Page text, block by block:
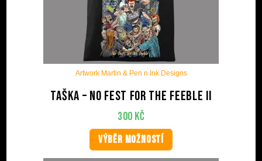
Artwork Martin & Pen n Ink Designs
Taška – No Fest For The Feeble II
300 Kč
VÝBĚR MOŽNOSTÍ